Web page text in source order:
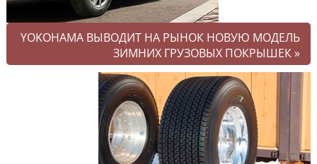
YOKOHAMA ВЫВОДИТ НА РЫНОК НОВУЮ МОДЕЛЬ
ЗИМНИХ ГРУЗОВЫХ ПОКРЫШЕК»